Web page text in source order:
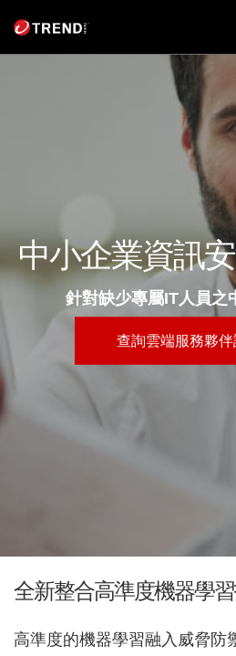
中小企業資訊
針對缺少專屬IT人員之
查詢雲端服務夥
全新整合高準度機器學
高準度的機器學習融入威脅防